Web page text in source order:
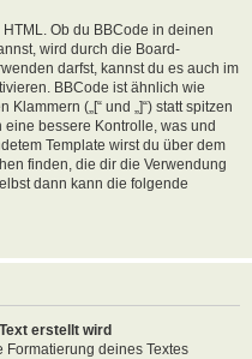
Ob du BBCode in deinen
wird durch die Board-
darfst, kannst du es auch im
BBCode ist ähnlich wie
(„[“ und „]“) statt spitzen
eine bessere Kontrolle, was und
Template wirst du über dem
finden, die dir die Verwendung
dann kann die folgende
erstellt wird
Formatierung deines Textes